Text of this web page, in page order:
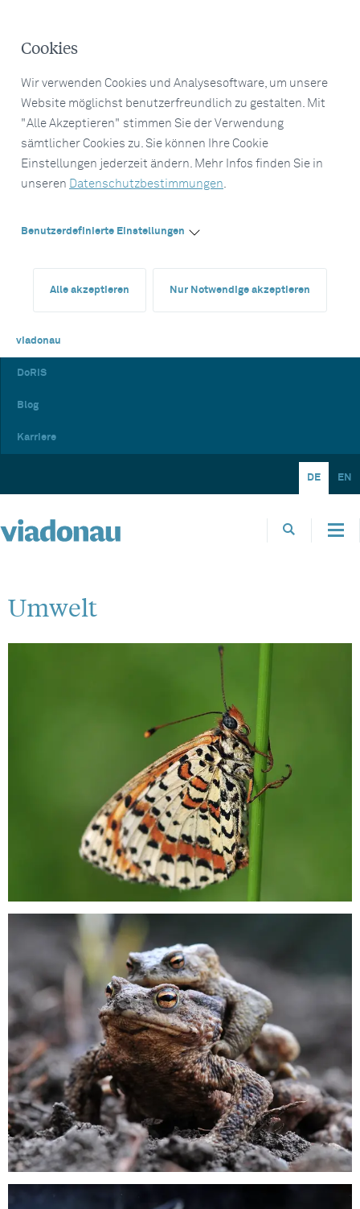
Cookies
Wir verwenden Cookies und Analysesoftware, um unsere
Website möglichst benutzerfreundlich zu gestalten. Mit
"Alle Akzeptieren" stimmen Sie der Verwendung
sämtlicher Cookies zu. Sie können Ihre Cookie
Einstellungen jederzeit ändern. Mehr Infos finden Sie in
unseren Datenschutzbestimmungen.
Benutzerdefinierte Einstellungen
Alle akzeptieren Nur Notwendige akzeptieren
viadonau
DoRIS
Blog
Karriere
DE EN
Umwelt